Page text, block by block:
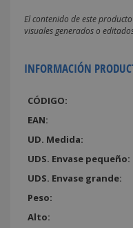
El contenido de este
visuales generados o
INFORMACIÓN
CÓDIGO:
EAN:
UD. Medida:
UDS. Envase pequeño:
UDS. Envase grande:
Peso:
Alto: